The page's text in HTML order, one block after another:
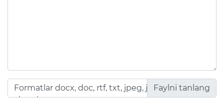
Akkreditatsiya
Infografika
Formatlar docx, doc, rtf, txt, jpeg, jpg, png, df, xls,
xlsx, zip, rar